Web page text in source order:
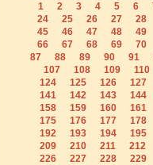
1 2 3 4 5 6
24
25 26 27 28
45
46 47 48 49
66
67 68 69 70
87
88 89 90 91
107
108 109 110
124
125 126 127
141
142 143 144
158
159 160 161
175
176 177 178
192
193 194 195
209
210 211 212
226
227 228 229